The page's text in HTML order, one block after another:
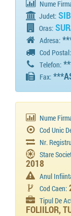
Nume
Judet:
Oras:
Adresa:
Cod Postal:
Telefon:
Fax:
Nume
Cod Unic
Nr.
Stare
2018
Anul
Cod Caen:
Tipul De
FOLIILOR,